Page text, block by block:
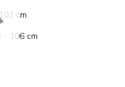
cm
106 cm